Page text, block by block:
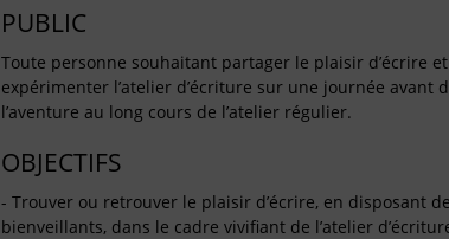
PUBLIC
Toute personne souhaitant partager le plaisir d’écrire
expérimenter l’atelier d’écriture sur une journée avant
l’aventure au long cours de l’atelier régulier.
OBJECTIFS
- Trouver ou retrouver le plaisir d’écrire, en disposant
bienveillants, dans le cadre vivifiant de l’atelier